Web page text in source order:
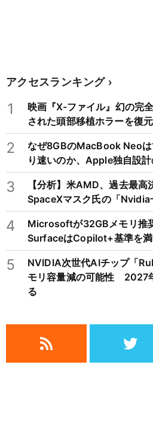
アクセスランキング
1
映画『X-ファイル』幻の完
された頭部移植ホラーを復元
2
なぜ8GBのMacBook Neo
り速いのか、Apple独自設
3
【分析】米AMD、過去最
SpaceXマスク氏の「Nvidia
4
Microsoftが32GBメモリ推
SurfaceはCopilot+基準を
5
NVIDIA次世代AIチップ「
モリ容量減の可能性 2027
る